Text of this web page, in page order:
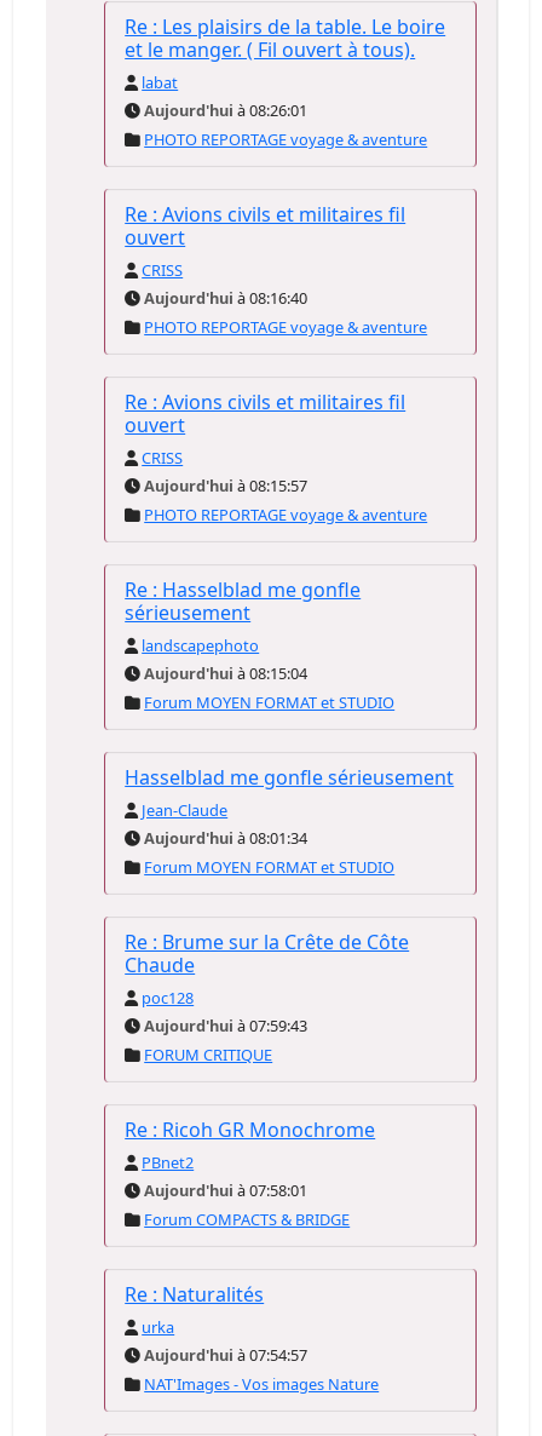
Re : Les plaisirs de la table. Le boire
et le manger. ( Fil ouvert à tous).
labat
Aujourd'hui à 08:26:01
PHOTO REPORTAGE voyage & aventure
Re : Avions civils et militaires fil
ouvert
CRISS
Aujourd'hui à 08:16:40
PHOTO REPORTAGE voyage & aventure
Re : Avions civils et militaires fil
ouvert
CRISS
Aujourd'hui à 08:15:57
PHOTO REPORTAGE voyage & aventure
Re : Hasselblad me gonfle
sérieusement
landscapephoto
Aujourd'hui à 08:15:04
Forum MOYEN FORMAT et STUDIO
Hasselblad me gonfle sérieusement
Jean-Claude
Aujourd'hui à 08:01:34
Forum MOYEN FORMAT et STUDIO
Re : Brume sur la Crête de Côte
Chaude
poc128
Aujourd'hui à 07:59:43
FORUM CRITIQUE
Re : Ricoh GR Monochrome
PBnet2
Aujourd'hui à 07:58:01
Forum COMPACTS & BRIDGE
Re : Naturalités
urka
Aujourd'hui à 07:54:57
NAT'Images - Vos images Nature